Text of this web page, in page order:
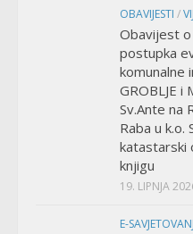
OBAVIJESTI /
Obavijest
postupka
komunalne
GROBLJE i
Sv.Ante na
Raba u k.o.
katastarski
knjigu
19. LIPNJA
E-